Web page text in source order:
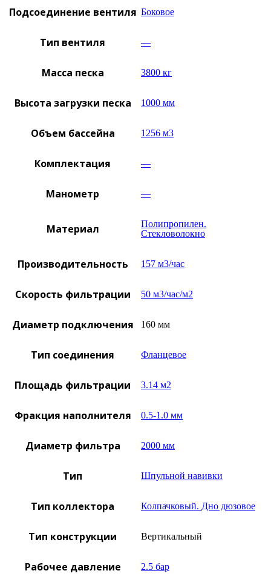
Подсоединение вентиля Боковое
Тип вентиля —
Масса песка 3800 кг
Высота загрузки песка 1000 мм
Объем бассейна 1256 м3
Комплектация —
Манометр —
Материал
Полипропилен.
Стекловолокно
Производительность 157 м3/час
Скорость фильтрации 50 м3/час/м2
Диаметр подключения 160 мм
Тип соединения Фланцевое
Площадь фильтрации 3.14 м2
Фракция наполнителя 0.5-1.0 мм
Диаметр фильтра 2000 мм
Тип Шпульной навивки
Тип коллектора Колпачковый. Дно дюзовое
Тип конструкции Вертикальный
Рабочее давление 2.5 бар